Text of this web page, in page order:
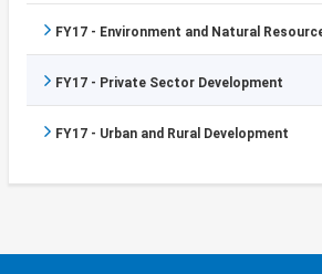
FY17 - Environment and Natural
FY17 - Private Sector Development
FY17 - Urban and Rural Development